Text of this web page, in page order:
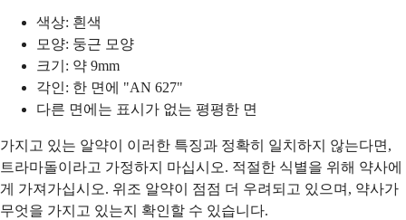
색상: 흰색
모양: 둥근 모양
크기: 약 9mm
각인: 한 면에 "AN 627"
다른 면에는 표시가 없는 평평한 면
가지고 있는 알약이 이러한 특징과 정확히 일치하지 않는다면,
트라마돌이라고 가정하지 마십시오. 적절한 식별을 위해 약사에
게 가져가십시오. 위조 알약이 점점 더 우려되고 있으며, 약사가
무엇을 가지고 있는지 확인할 수 있습니다.